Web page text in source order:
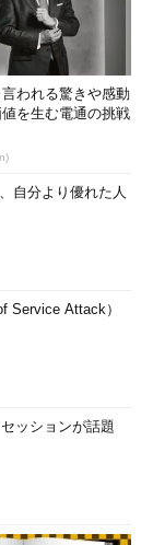
言われる驚きや感動
を生む電通の挑戦
自分より優れた人
Service Attack）
ッションが話題